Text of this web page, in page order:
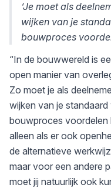
‘Je moet als
wijken van je
bouwproces
“In de bouwwereld is
open manier van
Zo moet je als
wijken van je
bouwproces voordelen
alleen als er ook
de alternatieve
maar voor een andere
moet jij natuurlijk ook